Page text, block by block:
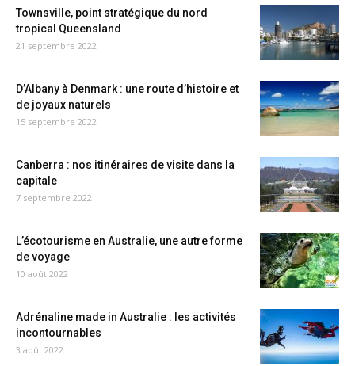
Townsville, point stratégique du nord
tropical Queensland
21 septembre 2022
D’Albany à Denmark : une route d’histoire et
de joyaux naturels
15 septembre 2022
Canberra : nos itinéraires de visite dans la
capitale
7 septembre 2022
L’écotourisme en Australie, une autre forme
de voyage
10 août 2022
Adrénaline made in Australie : les activités
incontournables
3 août 2022